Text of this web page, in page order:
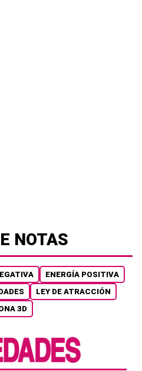
NOTAS
ENERGÍA POSITIVA
LEY DE ATRACCIÓN
3D